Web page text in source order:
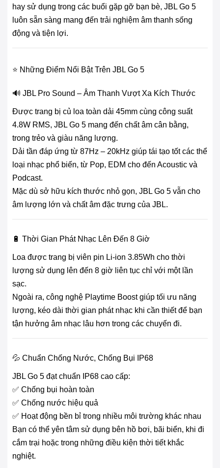
hay sử dụng trong các buổi gặp gỡ bạn bè, JBL Go 5
luôn sẵn sàng mang đến trải nghiệm âm thanh sống
động và tiện lợi.
⭐ Những Điểm Nổi Bật Trên JBL Go 5
🔊 JBL Pro Sound – Âm Thanh Vượt Xa Kích Thước
Được trang bị củ loa toàn dải 45mm cùng công suất
4.8W RMS, JBL Go 5 mang đến chất âm cân bằng,
trong trẻo và giàu năng lượng.
Dải tần đáp ứng từ 87Hz – 20kHz giúp tái tạo tốt các thể
loại nhạc phổ biến, từ Pop, EDM cho đến Acoustic và
Podcast.
Mặc dù sở hữu kích thước nhỏ gọn, JBL Go 5 vẫn cho
âm lượng lớn và chất âm đặc trưng của JBL.
🔋 Thời Gian Phát Nhạc Lên Đến 8 Giờ
Loa được trang bị viên pin Li-ion 3.85Wh cho thời
lượng sử dụng lên đến 8 giờ liên tục chỉ với một lần
sạc.
Ngoài ra, công nghệ Playtime Boost giúp tối ưu năng
lượng, kéo dài thời gian phát nhạc khi cần thiết để bạn
tận hưởng âm nhạc lâu hơn trong các chuyến đi.
💦 Chuẩn Chống Nước, Chống Bụi IP68
JBL Go 5 đạt chuẩn IP68 cao cấp:
✅ Chống bụi hoàn toàn
✅ Chống nước hiệu quả
✅ Hoạt động bền bỉ trong nhiều môi trường khác nhau
Bạn có thể yên tâm sử dụng bên hồ bơi, bãi biển, khi đi
cắm trại hoặc trong những điều kiện thời tiết khắc
nghiệt.